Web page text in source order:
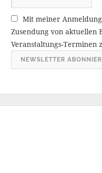
r
c
h
i
Mit meiner
Zusendung von aktuellen
Veranstaltungs-Terminen